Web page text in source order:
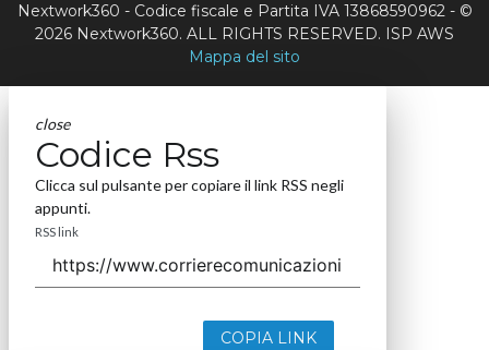
Nextwork360 - Codice fiscale e Partita IVA 13868590962 - ©
2026 Nextwork360. ALL RIGHTS RESERVED. ISP AWS
Mappa del sito
close
Codice Rss
Clicca sul pulsante per copiare il link RSS negli
appunti.
RSS link
COPIA LINK